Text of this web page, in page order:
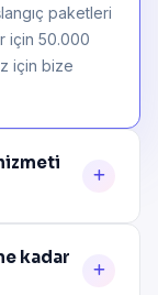
paketleri
için 50.000
için bize
kadar